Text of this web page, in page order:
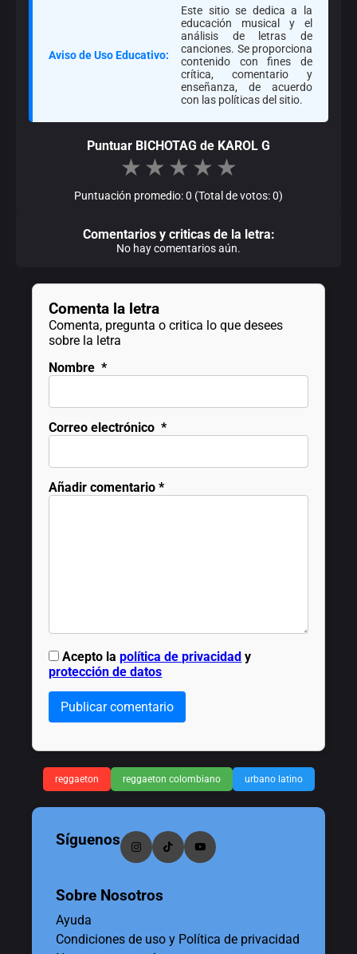
Aviso de Uso Educativo:
Este sitio se dedica a la
educación musical y el
análisis de letras de
canciones. Se proporciona
contenido con fines de
crítica, comentario y
enseñanza, de acuerdo
con las políticas del sitio.
Puntuar BICHOTAG de KAROL G
★ ★ ★ ★ ★
Puntuación promedio: 0 (Total de votos: 0)
Comentarios y criticas de la letra:
No hay comentarios aún.
Comenta la letra
Comenta, pregunta o critica lo que desees
sobre la letra
Nombre *
Correo electrónico *
Añadir comentario *
Acepto lapolítica de privacidad y
protección de datos
Publicar comentario
reggaeton reggaeton colombiano urbano latino
Síguenos
Sobre Nosotros
Ayuda
Condiciones de uso y Política de privacidad